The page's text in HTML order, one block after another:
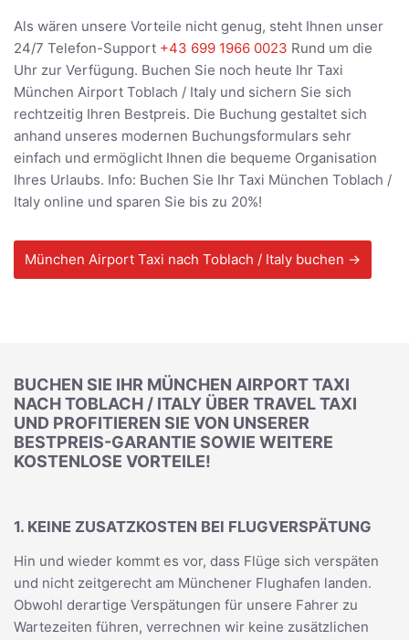
Als wären unsere Vorteile nicht genug, steht Ihnen unser
24/7 Telefon-Support +43 699 1966 0023 Rund um die
Uhr zur Verfügung. Buchen Sie noch heute Ihr Taxi
München Airport Toblach / Italy und sichern Sie sich
rechtzeitig Ihren Bestpreis. Die Buchung gestaltet sich
anhand unseres modernen Buchungsformulars sehr
einfach und ermöglicht Ihnen die bequeme Organisation
Ihres Urlaubs. Info: Buchen Sie Ihr Taxi München Toblach /
Italy online und sparen Sie bis zu 20%!
München Airport Taxi nach Toblach / Italy buchen →
BUCHEN SIE IHR MÜNCHEN AIRPORT TAXI
NACH TOBLACH / ITALY ÜBER TRAVEL TAXI
UND PROFITIEREN SIE VON UNSERER
BESTPREIS-GARANTIE SOWIE WEITERE
KOSTENLOSE VORTEILE!
1. KEINE ZUSATZKOSTEN BEI FLUGVERSPÄTUNG
Hin und wieder kommt es vor, dass Flüge sich verspäten
und nicht zeitgerecht am Münchener Flughafen landen.
Obwohl derartige Verspätungen für unsere Fahrer zu
Wartezeiten führen, verrechnen wir keine zusätzlichen